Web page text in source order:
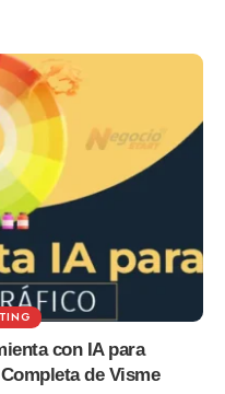
con IA para
de Visme